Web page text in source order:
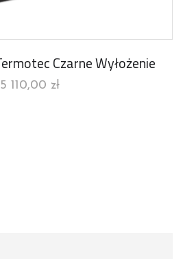
Czarne Wyłożenie
5 110,00 zł